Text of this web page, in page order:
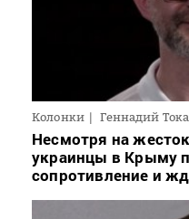
Колонки Геннадий
Несмотря на
украинцы в Крыму
сопротивление и